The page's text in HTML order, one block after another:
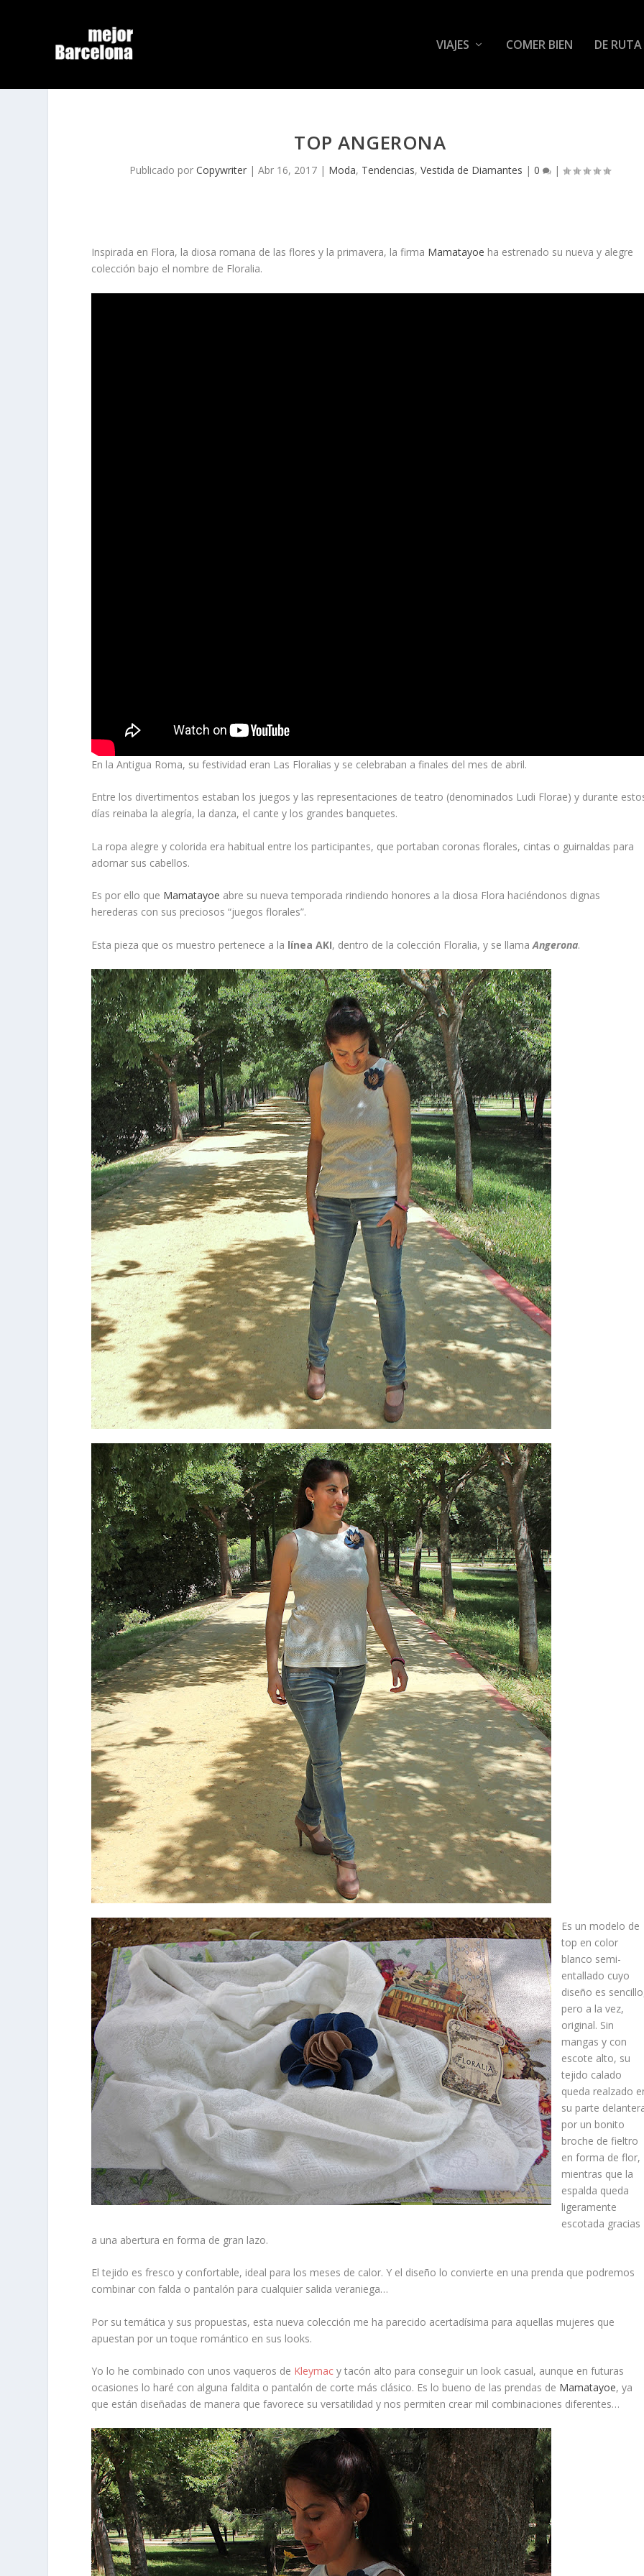
VIAJES COMER BIEN DE RUTA
TOP ANGERONA
Publicado porCopywriter |Abr 16, 2017 | Moda, Tendencias,Vestida de Diamantes |0 |
Inspirada en Flora, la diosa romana de las flores y la primavera, la firma Mamatayoe ha estrenado su nueva y alegre
colección bajo el nombre de Floralia.
En la Antigua Roma, su festividad eran Las Floralias y se celebraban a finales del mes de abril.
Entre los divertimentos estaban los juegos y las representaciones de teatro (denominados Ludi Florae) y durante
días reinaba la alegría, la danza, el cante y los grandes banquetes.
La ropa alegre y colorida era habitual entre los participantes, que portaban coronas florales, cintas o guirnaldas para
adornar sus cabellos.
Es por ello que Mamatayoe abre su nueva temporada rindiendo honores a la diosa Flora haciéndonos dignas
herederas con sus preciosos “juegos florales”.
Esta pieza que os muestro pertenece a la línea AKI, dentro de la colección Floralia, y se llamaAngerona.
Es un modelo de
top en color
blanco semi-
entallado cuyo
diseño es
pero a la vez,
original. Sin
mangas y con
escote alto, su
tejido calado
queda realzado
su parte
por un bonito
broche de fieltro
en forma de flor,
mientras que la
espalda queda
ligeramente
escotada gracias
a una abertura en forma de gran lazo.
Eltejido es fresco y confortable, ideal para los meses de calor. Y el diseño lo convierte en una prenda que podremos
combinar con falda o pantalón para cualquier salida veraniega…
Por su temática y sus propuestas, esta nueva colección me ha parecido acertadísima para aquellas mujeres que
apuestan por un toque romántico en sus looks.
Yo lo he combinado con unos vaqueros de Kleymacy tacón alto para conseguir un look casual, aunque en futuras
ocasiones lo haré con alguna faldita o pantalón de corte más clásico. Es lo bueno de las prendas de Mamatayoe, ya
que están diseñadas de manera que favorece su versatilidad y nos permiten crear mil combinaciones diferentes…